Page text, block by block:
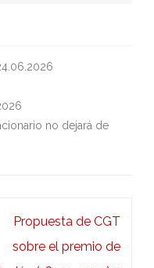
no dejará de
Propuesta de CGT
sobre el premio de